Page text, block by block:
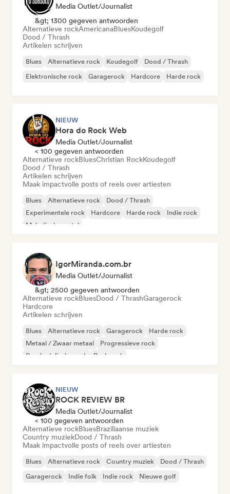
Media Outlet/Journalist
&gt; 1300 gegeven antwoorden
Alternatieve rockAmericanaBluesKoudegolf
Dood / Thrash
Artikelen schrijven
Blues Alternatieve rock Koudegolf
Dood / Thrash
Elektronische rock
Garagerock Hardcore Harde rock
NIEUW
Hora do Rock Web
Media Outlet/Journalist
< 100 gegeven antwoorden
Alternatieve rockBluesChristian RockKoudegolf
Dood / Thrash
Artikelen schrijven
Maak impactvolle posts of reels over artiesten
Blues Alternatieve rock
Dood / Thrash
Experimentele rock
Hardcore Harde rock
Indie rock
Melodische metal
IgorMiranda.com.br
Media Outlet/Journalist
&gt; 2500 gegeven antwoorden
Alternatieve rockBluesDood / ThrashGaragerock
Hardcore
Artikelen schrijven
Blues Alternatieve rock Garagerock
Harde rock
Metaal / Zwaar metaal
Progressieve rock
Psychedelische rock
Punk rock
NIEUW
ROCK REVIEW BR
Media Outlet/Journalist
< 100 gegeven antwoorden
Alternatieve rockBluesBraziliaanse muziek
Country muziekDood / Thrash
Maak impactvolle posts of reels over artiesten
Blues Alternatieve rock Country muziek
Dood / Thrash
Garagerock
Indie folk Indie rock Nieuwe golf